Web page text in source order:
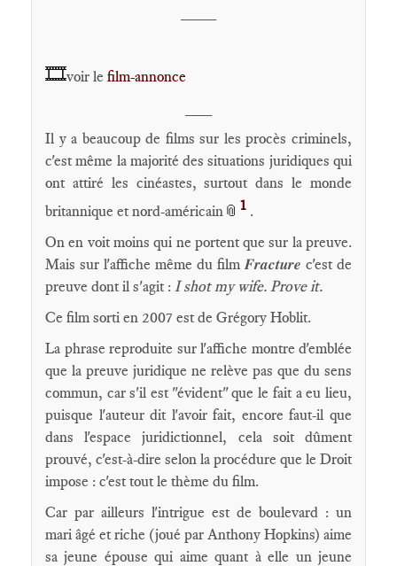
🎞️voir le film-annonce
Il y a beaucoup de films sur les procès criminels,
c'est même la majorité des situations juridiques qui
ont attiré les cinéastes, surtout dans le monde
britannique et nord-américain 📎 1 .
On en voit moins qui ne portent que sur la preuve.
Mais sur l'affiche même du film 𝑭𝒓𝒂𝒄𝒕𝒖𝒓𝒆 c'est de
preuve dont il s'agit : I shot my wife. Prove it.
Ce film sorti en 2007 est de Grégory Hoblit.
La phrase reproduite sur l'affiche montre d'emblée
que la preuve juridique ne relève pas que du sens
commun, car s'il est "évident" que le fait a eu lieu,
puisque l'auteur dit l'avoir fait, encore faut-il que
dans l'espace juridictionnel, cela soit dûment
prouvé, c'est-à-dire selon la procédure que le Droit
impose : c'est tout le thème du film.
Car par ailleurs l'intrigue est de boulevard : un
mari âgé et riche (joué par Anthony Hopkins) aime
sa jeune épouse qui aime quant à elle un jeune